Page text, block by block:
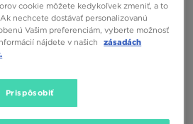
160,00 €
cookie môžete kedykoľvek zmeniť, a to
nechcete dostávať personalizovanú
Vašim preferenciám, vyberte možnosť
nájdete v našich
zásadách
Prispôsobiť